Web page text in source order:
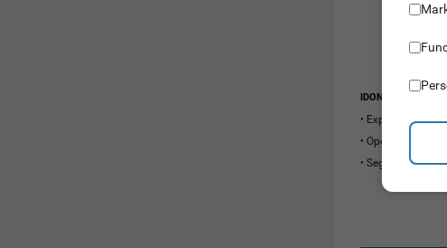
IDONIC TORN T204
Experiência
Operacional
Segurança